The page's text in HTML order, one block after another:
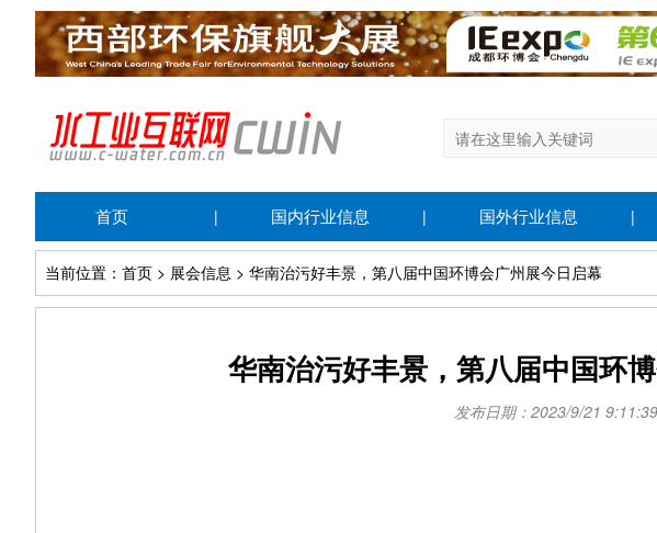
首页 | 国内行业信息 | 国外行业信息 |
当前位置：首页 > 展会信息 > 华南治污好丰景，第八届中国环博会广州展今日启幕
华南治污好丰景，第八届中国环
发布日期：2023/9/21 9:11:39